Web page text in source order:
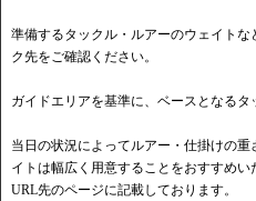
準備するタックル・ルアーのウェイト
ク先をご確認ください。
ガイドエリアを基準に、ベースとなるタ
当日の状況によってルアー・仕掛けの
イトは幅広く用意することをおすすめ
URL先のページに記載しております。